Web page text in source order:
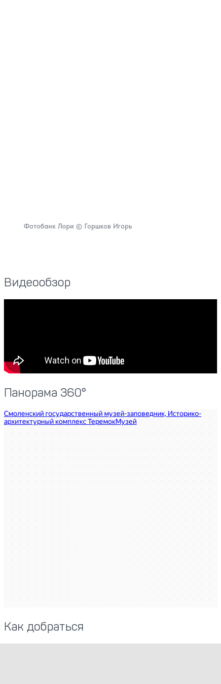
Фотобанк Лори © Горшков Игорь
Видеообзор
Панорама 360°
Как добраться